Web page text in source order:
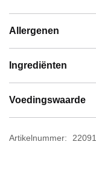
Allergenen
Ingrediënten
Voedingswaarde
Artikelnummer: 22091